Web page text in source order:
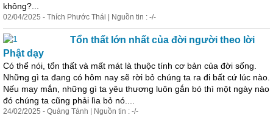
không?...
02/04/2025 - Thích Phước Thái | Nguồn tin : -/-
Tổn thất lớn nhất của đời người theo lời
Phật dạy
Có thể nói, tổn thất và mất mát là thuộc tính cơ bản của đời sống.
Những gì ta đang có hôm nay sẽ rời bỏ chúng ta ra đi bất cứ lúc nào.
Nếu may mắn, những gì ta yêu thương luôn gắn bó thì một ngày nào
đó chúng ta cũng phải lìa bỏ nó....
24/02/2025 - Quảng Tánh | Nguồn tin : -/-